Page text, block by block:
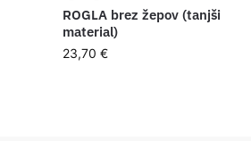
ROGLA brez žepov (tanjši
material)
23,70€